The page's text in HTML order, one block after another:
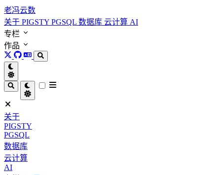
老冯云数
关于 PIGSTY PGSQL 数据库 云计算 AI
专栏
作品
关于
PIGSTY
PGSQL
数据库
云计算
AI